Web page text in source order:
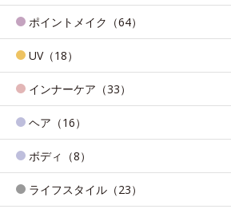
ポイントメイク（64）
UV（18）
インナーケア（33）
ヘア（16）
ボディ（8）
ライフスタイル（23）